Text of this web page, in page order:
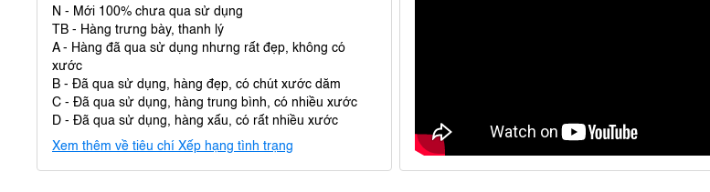
N - Mới 100% chưa qua sử dụng
TB - Hàng trưng bày, thanh lý
A - Hàng đã qua sử dụng nhưng rất đẹp, không có
xước
B - Đã qua sử dụng, hàng đẹp, có chút xước dăm
C - Đã qua sử dụng, hàng trung bình, có nhiều xước
D - Đã qua sử dụng, hàng xấu, có rất nhiều xước
Xem thêm về tiêu chí Xếp hạng tình trạng